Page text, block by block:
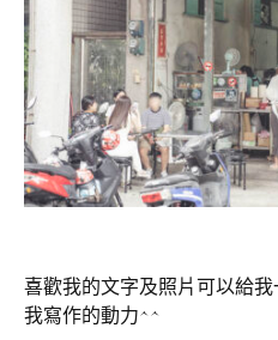
喜歡我的文字及照片可以給
我寫作的動力^^